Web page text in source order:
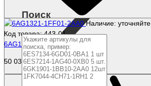
Наличие: уточняйте
Код товара: 443-01
6AG1321-1FF01-2AA0
50 039 р.
Поиск